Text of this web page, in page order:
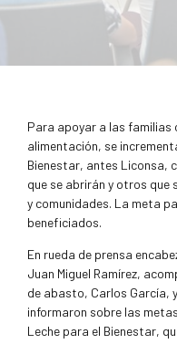
Para apoyar a las familias
alimentación, se
Bienestar, antes Liconsa,
que se abrirán y otros que
y comunidades. La meta
beneficiados.
En rueda de prensa
Juan Miguel Ramírez,
de abasto, Carlos García,
informaron sobre las
Leche para el Bienestar,